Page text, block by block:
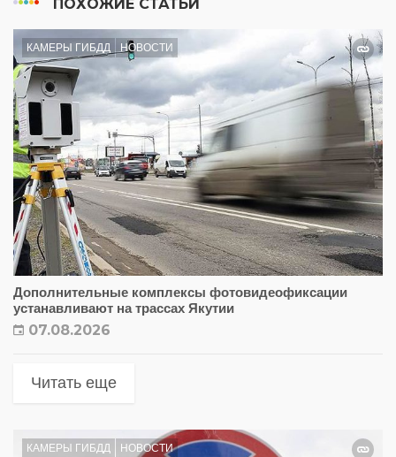
ПОХОЖИЕ СТАТЬИ
КАМЕРЫ ГИБДД НОВОСТИ
Дополнительные комплексы фотовидеофиксации
устанавливают на трассах Якутии
07.08.2026
Читать еще
КАМЕРЫ ГИБДД НОВОСТИ